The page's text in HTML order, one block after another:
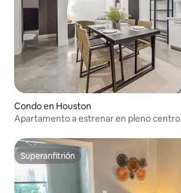
Condo en Houston
Apartamento a estrenar en pleno centro
Superanfitrión
Superanfitrión